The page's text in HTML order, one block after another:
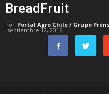
BreadFruit
Por Portal Agro Chile / Grupo
septiembre 12, 2016